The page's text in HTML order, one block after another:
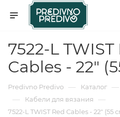
7522-L TWIST
Cables - 22"
Predivno Predivo — Каталог —
— Кабели для вязания —
7522-L TWIST Red Cables - 22" (55